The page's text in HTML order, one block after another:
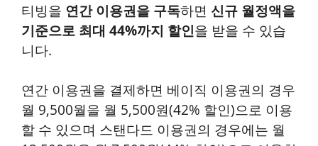
티빙을 연간 이용권을 구독하면 신규 월정액을
기준으로 최대 44%까지 할인을 받을 수 있습
니다.
연간 이용권을 결제하면 베이직 이용권의 경우
월 9,500월을 월 5,500원(42% 할인)으로 이용
할 수 있으며 스탠다드 이용권의 경우에는 월